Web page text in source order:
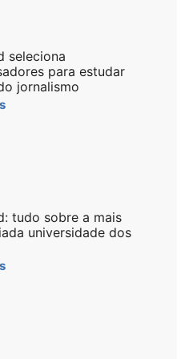
seleciona
para estudar
jornalismo
tudo sobre a mais
universidade dos